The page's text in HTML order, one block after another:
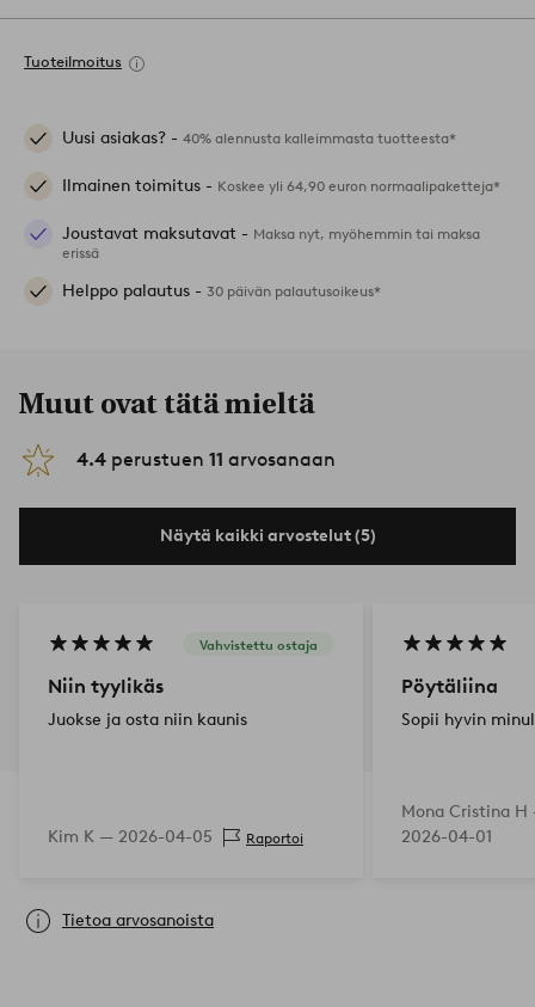
Tuoteilmoitus
Uusi asiakas? - 40% alennusta kalleimmasta tuotteesta*
Ilmainen toimitus - Koskee yli 64,90 euron normaalipaketteja*
Joustavat maksutavat - Maksa nyt, myöhemmin tai maksa
erissä
Helppo palautus - 30 päivän palautusoikeus*
Muut ovat tätä mieltä
4.4 perustuen 11 arvosanaan
Näytä kaikki arvostelut (5)
Vahvistettu ostaja
Niin tyylikäs
Juokse ja osta niin kaunis
Kim K — 2026-04-05 Raportoi
Pöytäliina
Sopii hyvin
Mona Cristina
2026-04-01
Tietoa arvosanoista